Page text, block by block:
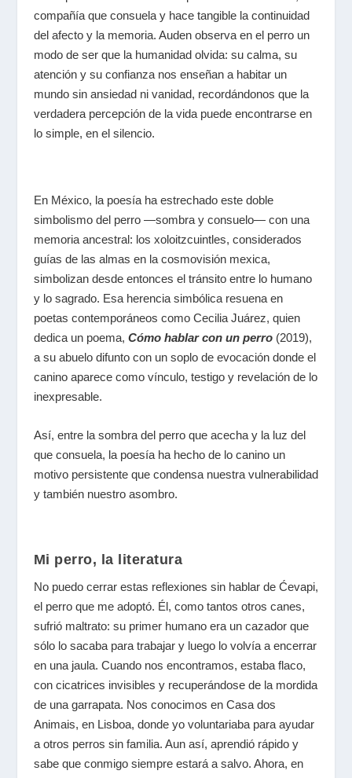
compañía que consuela y hace tangible la continuidad
del afecto y la memoria. Auden observa en el perro un
modo de ser que la humanidad olvida: su calma, su
atención y su confianza nos enseñan a habitar un
mundo sin ansiedad ni vanidad, recordándonos que la
verdadera percepción de la vida puede encontrarse en
lo simple, en el silencio.
En México, la poesía ha estrechado este doble
simbolismo del perro —sombra y consuelo— con una
memoria ancestral: los xoloitzcuintles, considerados
guías de las almas en la cosmovisión mexica,
simbolizan desde entonces el tránsito entre lo humano
y lo sagrado. Esa herencia simbólica resuena en
poetas contemporáneos como Cecilia Juárez, quien
dedica un poema, Cómo hablar con un perro(2019),
a su abuelo difunto con un soplo de evocación donde el
canino aparece como vínculo, testigo y revelación de lo
inexpresable.
Así, entre la sombra del perro que acecha y la luz del
que consuela, la poesía ha hecho de lo canino un
motivo persistente que condensa nuestra vulnerabilidad
y también nuestro asombro.
Mi perro, la literatura
No puedo cerrar estas reflexiones sin hablar de Ćevapi,
el perro que me adoptó. Él, como tantos otros canes,
sufrió maltrato: su primer humano era un cazador que
sólo lo sacaba para trabajar y luego lo volvía a encerrar
en una jaula. Cuando nos encontramos, estaba flaco,
con cicatrices invisibles y recuperándose de la mordida
de una garrapata. Nos conocimos en Casa dos
Animais, en Lisboa, donde yo voluntariaba para ayudar
a otros perros sin familia. Aun así, aprendió rápido y
sabe que conmigo siempre estará a salvo. Ahora, en